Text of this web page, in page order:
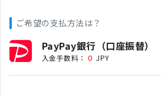
ご希望の支払方法は？
PayPay銀行（口座振替）
入金手数料： 0 JPY